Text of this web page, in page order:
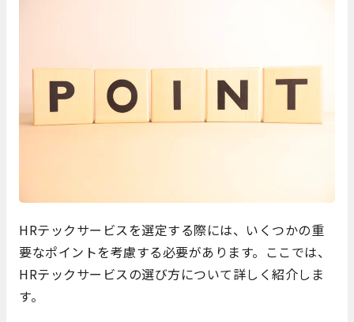
HRテックサービスを選定する際には、いくつかの重
要なポイントを考慮する必要があります。ここでは、
HRテックサービスの選び方について詳しく紹介しま
す。